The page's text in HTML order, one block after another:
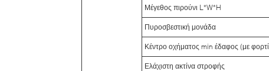
Μέγεθος πιρούνι L*W*H
Πυροσβεστική μονάδα
Κέντρο οχήματος min έδαφος (με
Ελάχιστη ακτίνα στροφής